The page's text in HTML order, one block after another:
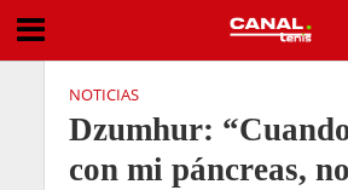
NOTICIAS
Dzumhur:
con mi páncreas, no